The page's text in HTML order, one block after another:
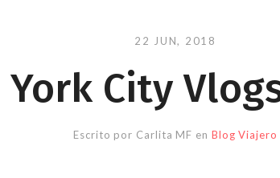
22 JUN, 2018
York City
Escrito por Carlita MF en Blog Viajero